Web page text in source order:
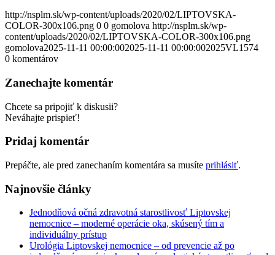
http://nsplm.sk/wp-content/uploads/2020/02/LIPTOVSKA-
COLOR-300x106.png 0 0 gomolova http://nsplm.sk/wp-
content/uploads/2020/02/LIPTOVSKA-COLOR-300x106.png
gomolova2025-11-11 00:00:002025-11-11 00:00:002025VL1574
0 komentárov
Zanechajte komentár
Chcete sa pripojiť k diskusii?
Neváhajte prispieť!
Pridaj komentár
Prepáčte, ale pred zanechaním komentára sa musíte prihlásiť.
Najnovšie články
Jednodňová očná zdravotná starostlivosť Liptovskej
nemocnice – moderné operácie oka, skúsený tím a
individuálny prístup
Urológia Liptovskej nemocnice – od prevencie až po